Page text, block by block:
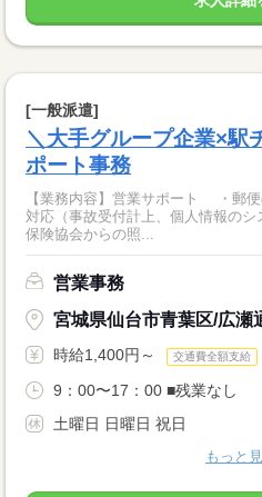
[一般派遣]
＼大手グループ企業×駅
ポート事務
【業務内容】営業サポート ・郵
対応（事故受付計上、個人情報の
保険協会からの照...
営業事務
宮城県仙台市青葉区/広瀬
時給1,400円～ 交通費全額支給
9：00〜17：00 ■残業なし
土曜日 日曜日 祝日
もっと